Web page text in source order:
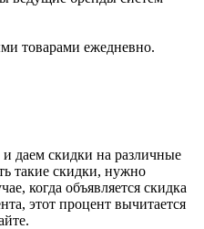
товарами ежедневно.
даем скидки на различные
такие скидки, нужно
когда объявляется скидка
этот процент вычитается